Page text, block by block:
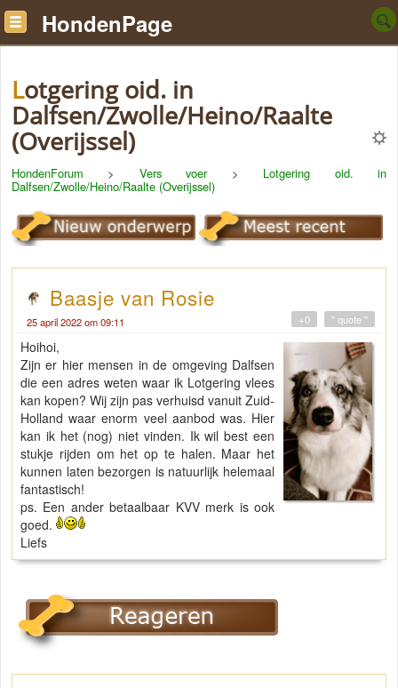
HondenPage
Lotgering oid. in
Dalfsen/Zwolle/Heino/Raalte
(Overijssel)
HondenForum > Vers voer> Lotgering oid. in
Dalfsen/Zwolle/Heino/Raalte (Overijssel)
Baasje van Rosie
25 april 2022 om 09:11 " quote "
+0
Hoihoi,
Zijn er hier mensen in de omgeving Dalfsen
die een adres weten waar ik Lotgering vlees
kan kopen? Wij zijn pas verhuisd vanuit Zuid-
Holland waar enorm veel aanbod was. Hier
kan ik het (nog) niet vinden. Ik wil best een
stukje rijden om het op te halen. Maar het
kunnen laten bezorgen is natuurlijk helemaal
fantastisch!
ps. Een ander betaalbaar KVV merk is ook
goed.
Liefs